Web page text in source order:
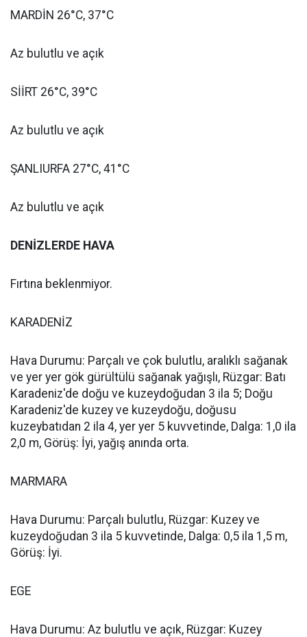
MARDİN 26°C, 37°C
Az bulutlu ve açık
SİİRT 26°C, 39°C
Az bulutlu ve açık
ŞANLIURFA 27°C, 41°C
Az bulutlu ve açık
DENİZLERDE HAVA
Fırtına beklenmiyor.
KARADENİZ
Hava Durumu: Parçalı ve çok bulutlu, aralıklı sağanak
ve yer yer gök gürültülü sağanak yağışlı, Rüzgar: Batı
Karadeniz'de doğu ve kuzeydoğudan 3 ila 5; Doğu
Karadeniz'de kuzey ve kuzeydoğu, doğusu
kuzeybatıdan 2 ila 4, yer yer 5 kuvvetinde, Dalga: 1,0 ila
2,0 m, Görüş: İyi, yağış anında orta.
MARMARA
Hava Durumu: Parçalı bulutlu, Rüzgar: Kuzey ve
kuzeydoğudan 3 ila 5 kuvvetinde, Dalga: 0,5 ila 1,5 m,
Görüş: İyi.
EGE
Hava Durumu: Az bulutlu ve açık, Rüzgar: Kuzey